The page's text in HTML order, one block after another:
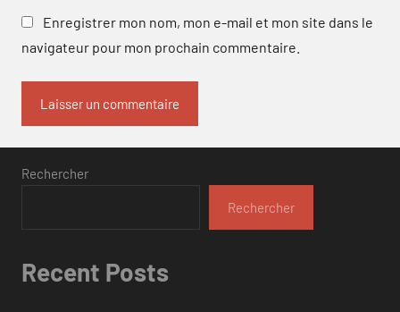
Enregistrer mon nom, mon e-mail et mon site dans le
navigateur pour mon prochain commentaire.
Rechercher
Rechercher
Recent Posts